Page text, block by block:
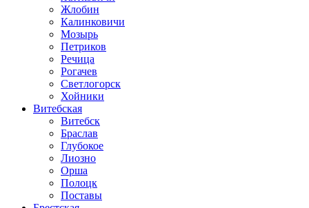
Жлобин
Калинковичи
Мозырь
Петриков
Речица
Рогачев
Светлогорск
Хойники
Витебская
Витебск
Браслав
Глубокое
Лиозно
Орша
Полоцк
Поставы